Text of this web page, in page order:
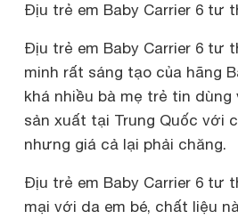
Địu trẻ em Baby Carrier 6 tư
Địu trẻ em Baby Carrier 6 tư
minh rất sáng tạo của hãng
khá nhiều bà mẹ trẻ tin
sản xuất tại Trung Quốc với
nhưng giá cả lại phải chăng.
Địu trẻ em Baby Carrier 6 tư
mại với da em bé, chất liệu